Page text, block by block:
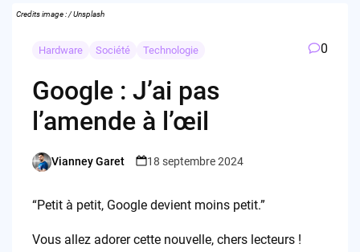
Credits image : / Unsplash
Hardware Société Technologie 0
Google : J’ai pas
l’amende à l’œil
Posted
Vianney Garet 18 septembre 2024
“Petit à petit, Google devient moins petit.”
Vous allez adorer cette nouvelle, chers lecteurs !